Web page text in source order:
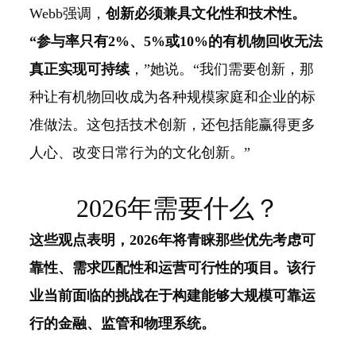
Webb强调， 创新必须兼具文化性和技术性。
“参与率只有2%、5%或10%的有机物回收无法
真正实现可持续，”她说。“我们需要创新，那
种让有机物回收成为各种规模家庭和企业的标
准做法。这包括技术创新，还包括能赢得更多
人心、改变日常行为的文化创新。”
2026年需要什么？
这些观点表明，2026年将青睐那些优先考虑可
靠性、需求匹配性和运营可行性的项目。该行
业当前面临的挑战在于构建能够大规模可靠运
行的金融、监管和物理系统。